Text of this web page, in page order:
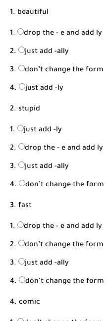
1. beautiful
drop the - e and add ly
just add -ally
don’t change the form
just add -ly
2. stupid
just add -ly
drop the - e and add ly
just add -ally
don’t change the form
3. fast
drop the - e and add ly
don’t change the form
just add -ally
don’t change the form
4. comic